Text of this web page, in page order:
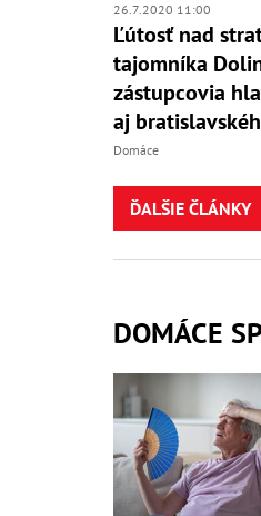
26.7.2020 11:00
Ľútosť nad
tajomníka
zástupcovia
aj
Domáce
ĎALŠIE ČLÁNKY
DOMÁCE